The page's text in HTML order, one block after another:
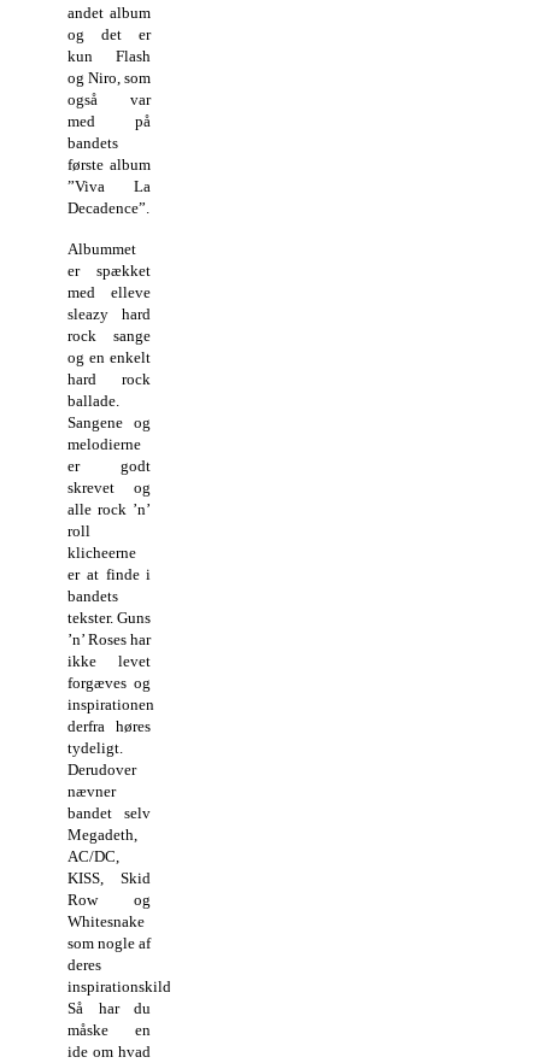
andet album
og det er
kun Flash
og Niro, som
også var
med på
bandets
første album
”Viva La
Decadence”.
Albummet
er spækket
med elleve
sleazy hard
rock sange
og en enkelt
hard rock
ballade.
Sangene og
melodierne
er godt
skrevet og
alle rock ’n’
roll
klicheerne
er at finde i
bandets
tekster. Guns
’n’ Roses har
ikke levet
forgæves og
inspirationen
derfra høres
tydeligt.
Derudover
nævner
bandet selv
Megadeth,
AC/DC,
KISS, Skid
Row og
Whitesnake
som nogle af
deres
inspirationskilder.
Så har du
måske en
ide om hvad